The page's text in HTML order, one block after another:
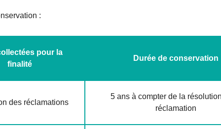
:
pour la
finalité
Durée de conservation
des réclamations
5 ans à compter de la
réclamation